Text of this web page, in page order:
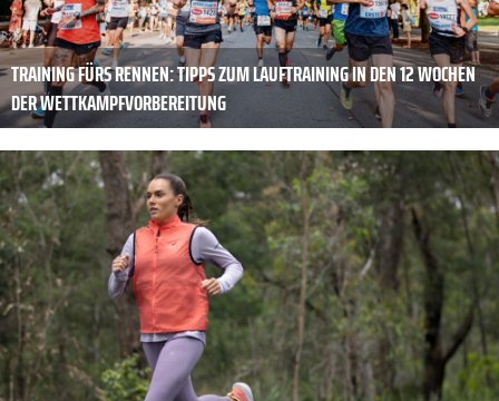
TRAINING FÜRS RENNEN: TIPPS ZUM LAUFTRAINING IN DEN 12 WOCHEN
DER WETTKAMPFVORBEREITUNG